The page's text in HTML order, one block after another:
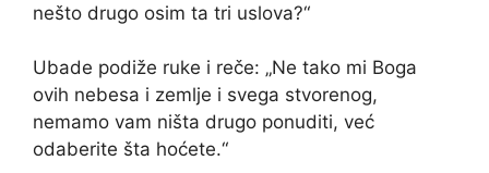
nešto drugo osim ta tri uslova?“
Ubade podiže ruke i reče: „Ne tako mi Boga
ovih nebesa i zemlje i svega stvorenog,
nemamo vam ništa drugo ponuditi, već
odaberite šta hoćete.“